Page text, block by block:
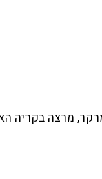
מרצה בקריה